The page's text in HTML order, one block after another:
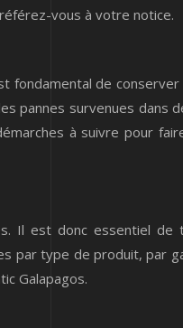
vous à votre notice.
de
pannes survenues dans
à suivre pour
Il est donc essentiel
par type de produit, par
Galapagos.